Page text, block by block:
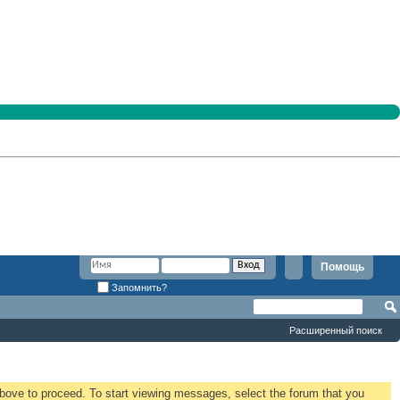
Помощь
Запомнить?
Расширенный поиск
to proceed. To start viewing messages, select the forum that you